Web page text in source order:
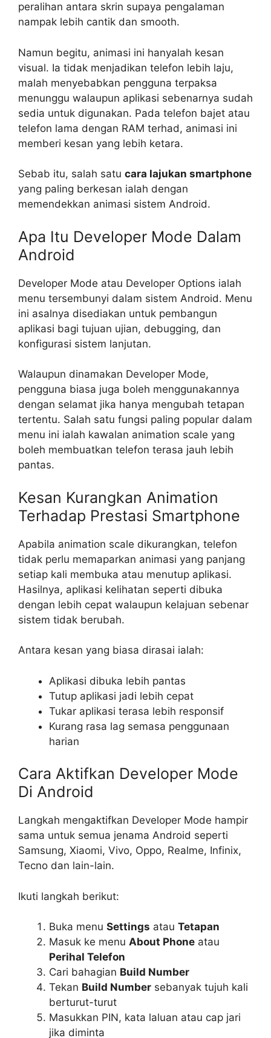
peralihan antara skrin supaya pengalaman
nampak lebih cantik dan smooth.
Namun begitu, animasi ini hanyalah kesan
visual. Ia tidak menjadikan telefon lebih laju,
malah menyebabkan pengguna terpaksa
menunggu walaupun aplikasi sebenarnya sudah
sedia untuk digunakan. Pada telefon bajet atau
telefon lama dengan RAM terhad, animasi ini
memberi kesan yang lebih ketara.
Sebab itu, salah satu cara lajukan smartphone
yang paling berkesan ialah dengan
memendekkan animasi sistem Android.
Apa Itu Developer Mode Dalam
Android
Developer Mode atau Developer Options ialah
menu tersembunyi dalam sistem Android. Menu
ini asalnya disediakan untuk pembangun
aplikasi bagi tujuan ujian, debugging, dan
konfigurasi sistem lanjutan.
Walaupun dinamakan Developer Mode,
pengguna biasa juga boleh menggunakannya
dengan selamat jika hanya mengubah tetapan
tertentu. Salah satu fungsi paling popular dalam
menu ini ialah kawalan animation scale yang
boleh membuatkan telefon terasa jauh lebih
pantas.
Kesan Kurangkan Animation
Terhadap Prestasi Smartphone
Apabila animation scale dikurangkan, telefon
tidak perlu memaparkan animasi yang panjang
setiap kali membuka atau menutup aplikasi.
Hasilnya, aplikasi kelihatan seperti dibuka
dengan lebih cepat walaupun kelajuan sebenar
sistem tidak berubah.
Antara kesan yang biasa dirasai ialah:
Aplikasi dibuka lebih pantas
Tutup aplikasi jadi lebih cepat
Tukar aplikasi terasa lebih responsif
Kurang rasa lag semasa penggunaan
harian
Cara Aktifkan Developer Mode
Di Android
Langkah mengaktifkan Developer Mode hampir
sama untuk semua jenama Android seperti
Samsung, Xiaomi, Vivo, Oppo, Realme, Infinix,
Tecno dan lain-lain.
Ikuti langkah berikut:
Buka menu Settings atau Tetapan
Masuk ke menu About Phone atau
Perihal Telefon
Cari bahagian Build Number
Tekan Build Number sebanyak tujuh kali
berturut-turut
Masukkan PIN, kata laluan atau cap jari
jika diminta